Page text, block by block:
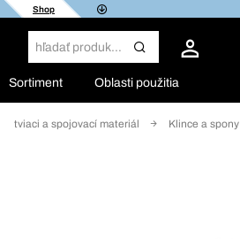
Shop
Sortiment Oblasti použitia
Kotviaci a spojovací materiál Klince a spony